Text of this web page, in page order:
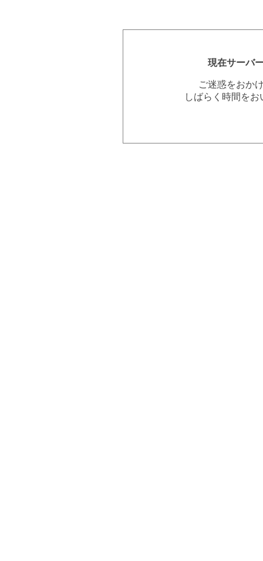
現在サーバ
ご迷惑をおか
しばらく時間を